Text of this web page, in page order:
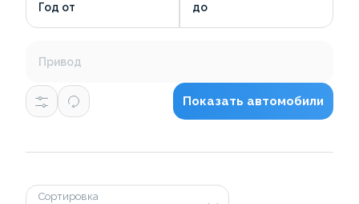
Год от до
Привод
Показать автомобили
Сортировка